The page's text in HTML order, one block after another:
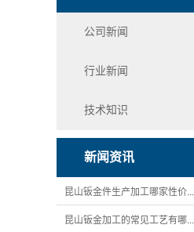
公司新闻
行业新闻
技术知识
新闻资讯
昆山钣金件生产加工哪家性价...
昆山钣金加工的常见工艺有哪...